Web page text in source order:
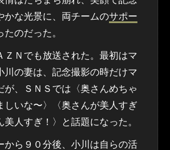
かな光景に、両チームのサポー
のだった。
Ｎでも放送された。最初はマ
川の妻は、記念撮影の時だけマ
が、ＳＮＳでは〈奥さんめちゃ
しいな〜〉〈奥さんが美人すぎ
美人すぎ！〉と話題になった。
ら９０分後、小川は自らの活